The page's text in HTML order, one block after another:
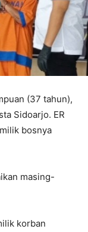
(37 tahun),
Sidoarjo. ER
bosnya
masing-
korban